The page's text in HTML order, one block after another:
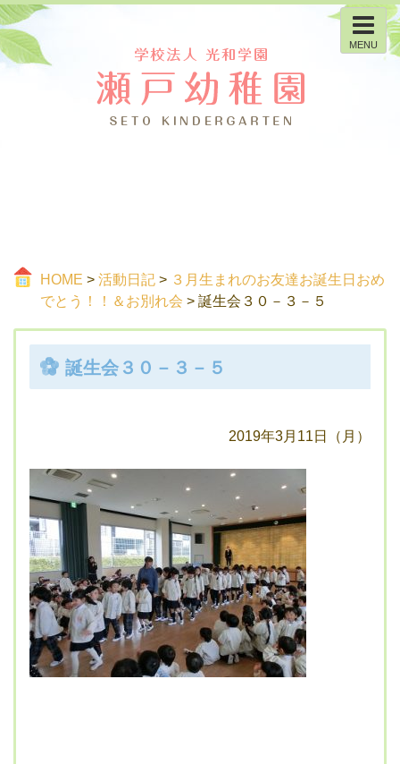
MENU
HOME > 活動日記 > ３月生まれのお友達お誕生日おめ
でとう！！＆お別れ会 > 誕生会３０－３－５
誕生会３０－３－５
2019年3月11日（月）